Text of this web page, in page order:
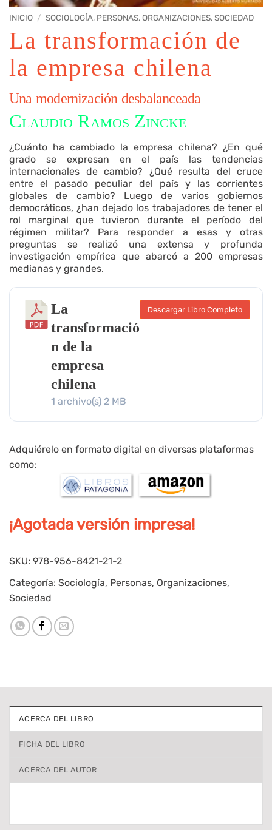
INICIO / SOCIOLOGÍA, PERSONAS, ORGANIZACIONES, SOCIEDAD
La transformación de
la empresa chilena
Una modernización desbalanceada
Claudio Ramos Zincke
¿Cuánto ha cambiado la empresa chilena? ¿En qué
grado se expresan en el país las tendencias
internacionales de cambio? ¿Qué resulta del cruce
entre el pasado peculiar del país y las corrientes
globales de cambio? Luego de varios gobiernos
democráticos, ¿han dejado los trabajadores de tener el
rol marginal que tuvieron durante el período del
régimen militar? Para responder a esas y otras
preguntas se realizó una extensa y profunda
investigación empírica que abarcó a 200 empresas
medianas y grandes.
La
transformació
n de la
empresa
chilena
1 archivo(s) 2 MB
Descargar Libro Completo
Adquiérelo en formato digital en diversas plataformas
como:
¡Agotada versión impresa!
SKU: 978-956-8421-21-2
Categoría: Sociología, Personas, Organizaciones,
Sociedad
ACERCA DEL LIBRO
FICHA DEL LIBRO
ACERCA DEL AUTOR